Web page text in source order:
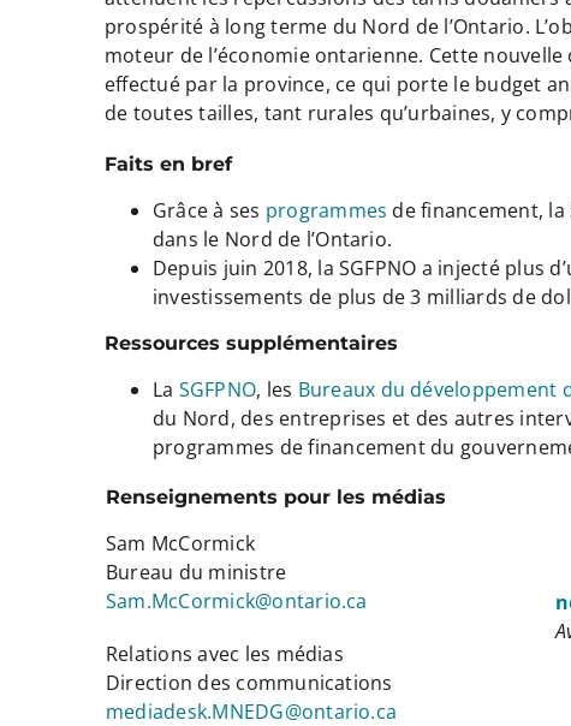
prospérité à long terme du Nord de l’Ontario.
moteur de l’économie ontarienne. Cette
effectué par la province, ce qui porte le budget
de toutes tailles, tant rurales qu’urbaines, y
Faits en bref
Grâce à ses programmes de financement,
dans le Nord de l’Ontario.
Depuis juin 2018, la SGFPNO a injecté plus
investissements de plus de 3 milliards de
Ressources supplémentaires
La SGFPNO, les Bureaux du développement
du Nord, des entreprises et des autres
programmes de financement du
Renseignements pour les médias
Sam McCormick
Bureau du ministre
Sam.McCormick@ontario.ca
Relations avec les médias
Direction des communications
mediadesk.MNEDG@ontario.ca